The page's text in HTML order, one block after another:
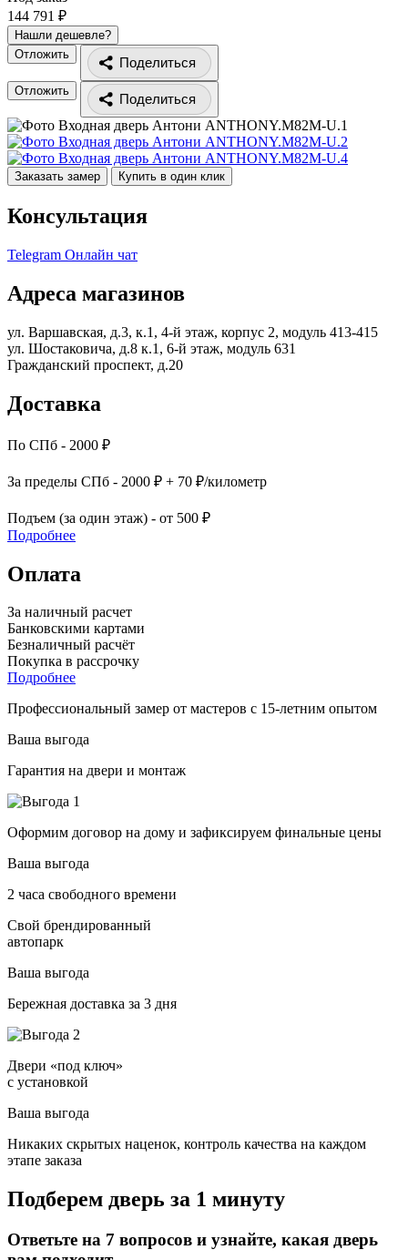
144 791 ₽
Нашли дешевле?
Отложить
Поделиться
Отложить
Поделиться
Заказать замер Купить в один клик
Консультация
Telegram Онлайн чат
Адреса магазинов
ул. Варшавская, д.3, к.1, 4-й этаж, корпус 2, модуль 413-415
ул. Шостаковича, д.8 к.1, 6-й этаж, модуль 631
Гражданский проспект, д.20
Доставка
По СПб - 2000 ₽
За пределы СПб - 2000 ₽ + 70 ₽/километр
Подъем (за один этаж) - от 500 ₽
Подробнее
Оплата
За наличный расчет
Банковскими картами
Безналичный расчёт
Покупка в рассрочку
Подробнее
Профессиональный замер от мастеров с 15-летним опытом
Ваша выгода
Гарантия на двери и монтаж
Оформим договор на дому и зафиксируем финальные цены
Ваша выгода
2 часа свободного времени
Свой брендированный
автопарк
Ваша выгода
Бережная доставка за 3 дня
Двери «под ключ»
с установкой
Ваша выгода
Никаких скрытых наценок, контроль качества на каждом
этапе заказа
Подберем дверь за 1 минуту
Ответьте на 7 вопросов и узнайте, какая дверь